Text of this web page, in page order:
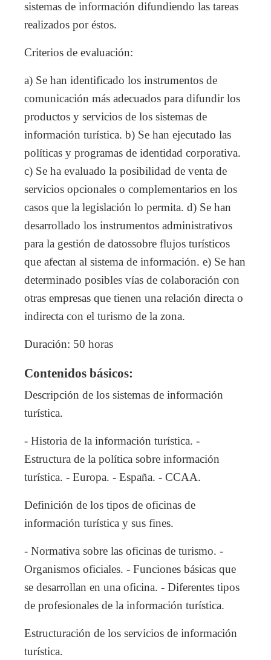
sistemas de información difundiendo las tareas
realizados por éstos.
Criterios de evaluación:
a) Se han identificado los instrumentos de
comunicación más adecuados para difundir los
productos y servicios de los sistemas de
información turística. b) Se han ejecutado las
políticas y programas de identidad corporativa.
c) Se ha evaluado la posibilidad de venta de
servicios opcionales o complementarios en los
casos que la legislación lo permita. d) Se han
desarrollado los instrumentos administrativos
para la gestión de datossobre flujos turísticos
que afectan al sistema de información. e) Se han
determinado posibles vías de colaboración con
otras empresas que tienen una relación directa o
indirecta con el turismo de la zona.
Duración: 50 horas
Contenidos básicos:
Descripción de los sistemas de información
turística.
- Historia de la información turística. -
Estructura de la política sobre información
turística. - Europa. - España. - CCAA.
Definición de los tipos de oficinas de
información turística y sus fines.
- Normativa sobre las oficinas de turismo. -
Organismos oficiales. - Funciones básicas que
se desarrollan en una oficina. - Diferentes tipos
de profesionales de la información turística.
Estructuración de los servicios de información
turística.